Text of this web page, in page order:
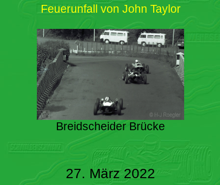
Feuerunfall von John Taylor
Breidscheider Brücke
27. März 2022